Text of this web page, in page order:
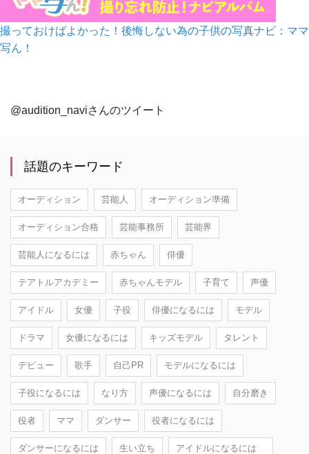
撮っておけばよかった！後悔しない為の子供の写真ナビ：ママ
写ん！
@audition_naviさんのツイート
話題のキーワード
オーディション 芸能人 オーディション準備
オーディション合格 芸能事務所 芸能界
芸能人になるには 赤ちゃん 俳優
テアトルアカデミー 赤ちゃんモデル 子育て 声優
アイドル 女優 子役 俳優になるには モデル
ドラマ 女優になるには キッズモデル タレント
デビュー 歌手 自己PR モデルになるには
子役になるには なり方 声優になるには 自分磨き
役者 ママ ダンサー 役者になるには
ダンサーになるには 生い立ち アイドルになるには